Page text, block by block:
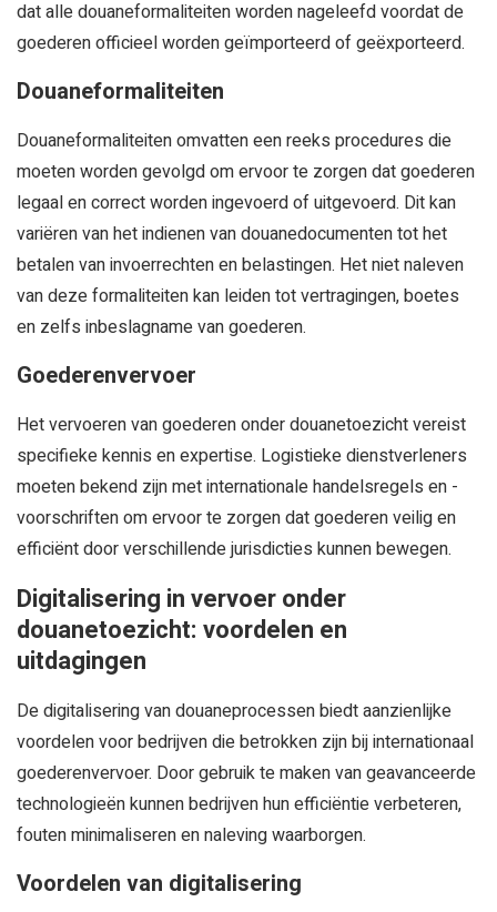
dat alle douaneformaliteiten worden nageleefd voordat de
goederen officieel worden geïmporteerd of geëxporteerd.
Douaneformaliteiten
Douaneformaliteiten omvatten een reeks procedures die
moeten worden gevolgd om ervoor te zorgen dat goederen
legaal en correct worden ingevoerd of uitgevoerd. Dit kan
variëren van het indienen van douanedocumenten tot het
betalen van invoerrechten en belastingen. Het niet naleven
van deze formaliteiten kan leiden tot vertragingen, boetes
en zelfs inbeslagname van goederen.
Goederenvervoer
Het vervoeren van goederen onder douanetoezicht vereist
specifieke kennis en expertise. Logistieke dienstverleners
moeten bekend zijn met internationale handelsregels en -
voorschriften om ervoor te zorgen dat goederen veilig en
efficiënt door verschillende jurisdicties kunnen bewegen.
Digitalisering in vervoer onder
douanetoezicht: voordelen en
uitdagingen
De digitalisering van douaneprocessen biedt aanzienlijke
voordelen voor bedrijven die betrokken zijn bij internationaal
goederenvervoer. Door gebruik te maken van geavanceerde
technologieën kunnen bedrijven hun efficiëntie verbeteren,
fouten minimaliseren en naleving waarborgen.
Voordelen van digitalisering